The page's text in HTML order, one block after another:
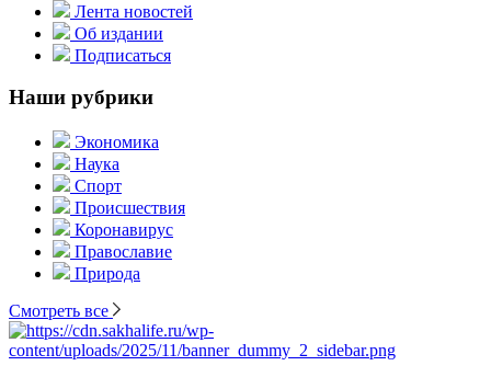
Лента новостей
Об издании
Подписаться
Наши рубрики
Экономика
Наука
Спорт
Происшествия
Коронавирус
Православие
Природа
Смотреть все